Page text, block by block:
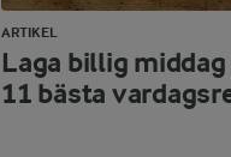
ARTIKEL
Laga billig middag
11 bästa